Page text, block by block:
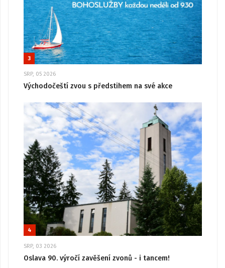
3
SRP, 05 2026
Východočeští zvou s předstihem na své akce
4
SRP, 03 2026
Oslava 90. výročí zavěšení zvonů - i tancem!